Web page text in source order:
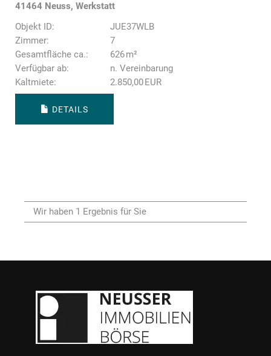
41464 Neuss, Werkstatt
Objekt ID:
JUE37WLB
Zimmer:
7
Gesamtfläche ca.:
626 m²
Verfügbar ab:
n. Vereinbarung
Kaltmiete:
2.850,00 EUR
DETAILS
Wir haben 1 Ergebnis für Sie